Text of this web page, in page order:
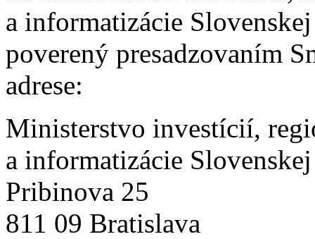
a informatizácie
poverený presadzovaním
adrese:
Ministerstvo investícií,
a informatizácie
Pribinova 25
811 09 Bratislava